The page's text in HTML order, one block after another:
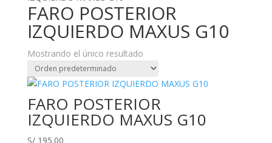
FARO POSTERIOR
IZQUIERDO MAXUS G10
Mostrando el único resultado
FARO POSTERIOR
IZQUIERDO MAXUS G10
S/195.00